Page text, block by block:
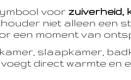
voor zuiverheid,
niet alleen een
een moment van
slaapkamer,
voegt direct warmte en